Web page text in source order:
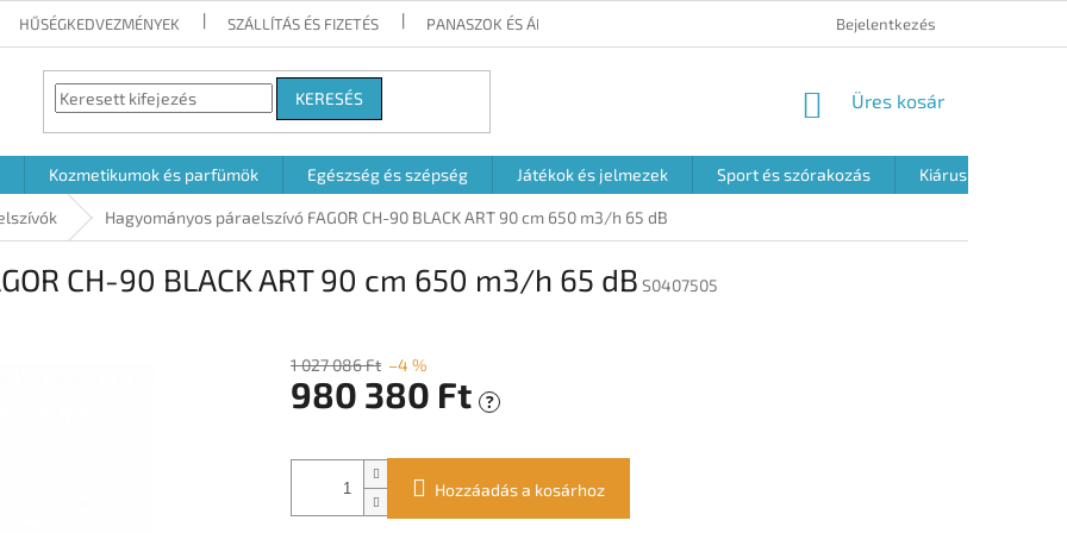
HŰSÉGKEDVEZMÉNYEK SZÁLLÍTÁS ÉS FIZETÉS PANASZOK ÉS ÁRUK VISSZAKÜLDÉSE ÁLTALÁNOS SZERZŐDÉSI FELTÉTELEK
Bejelentkezés
KERESÉS KOSÁR
Üres kosár
Kozmetikumok és parfümök Egészség és szépség Játékok és jelmezek Sport és szórakozás Kiárusítás
Hagyományos páraelszívó FAGOR CH-90 BLACK ART 90 cm 650 m3/h 65 dB
CH-90 BLACK ART 90 cm 650 m3/h 65 dB S0407505
1 027 086 Ft –4 %
980 380 Ft ?
Hozzáadás a kosárhoz